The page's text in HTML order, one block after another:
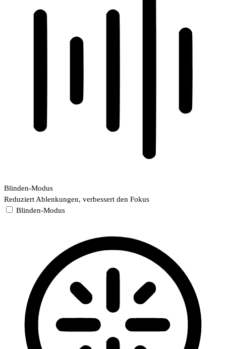
Blinden-Modus
Reduziert Ablenkungen, verbessert den Fokus
Blinden-Modus